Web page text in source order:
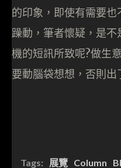
的印象，即使有需要
躁動，筆者懷疑，是
機的短訊所致呢?做生
要動腦袋想想，否則出
Tags: 展覽 Column